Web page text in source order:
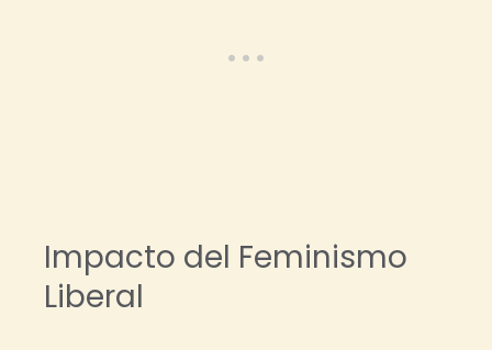
Impacto del Feminismo
Liberal